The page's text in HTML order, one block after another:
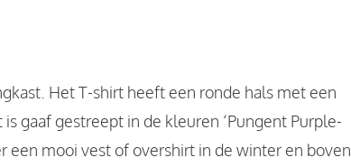
Het T-shirt heeft een ronde hals met een
gaaf gestreept in de kleuren ‘Pungent Purple-
een mooi vest of overshirt in de winter en boven